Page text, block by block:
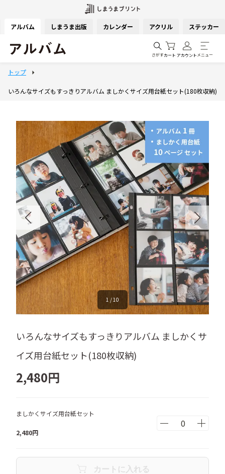
アルバム しまうま出版 カレンダー アクリル ステッカー
さがすカート アカウント メニュー
1 /10
いろんなサイズもすっきりアルバム ましかくサ
イズ用台紙セット(180枚収納)
2,480円
ましかくサイズ用台紙セット
2,480円
カートに入れる